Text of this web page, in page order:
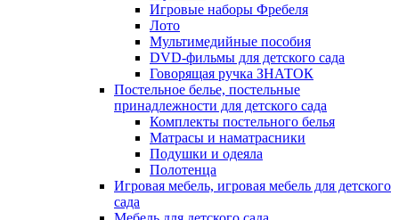
Игровые наборы Фребеля
Лото
Мультимедийные пособия
DVD-фильмы для детского сада
Говорящая ручка ЗНАТОК
Постельное белье, постельные
принадлежности для детского сада
Комплекты постельного белья
Матрасы и наматрасники
Подушки и одеяла
Полотенца
Игровая мебель, игровая мебель для детского
сада